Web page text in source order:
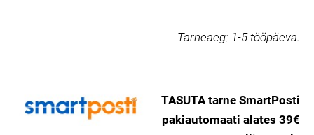
Tarneaeg: 1-5 tööpäeva.
TASUTA tarne SmartPosti
pakiautomaati alates 39€